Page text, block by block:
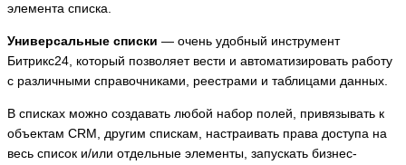
элемента списка.
Универсальные списки — очень удобный инструмент
Битрикс24, который позволяет вести и автоматизировать работу
с различными справочниками, реестрами и таблицами данных.
В списках можно создавать любой набор полей, привязывать к
объектам CRM, другим спискам, настраивать права доступа на
весь список и/или отдельные элементы, запускать бизнес-